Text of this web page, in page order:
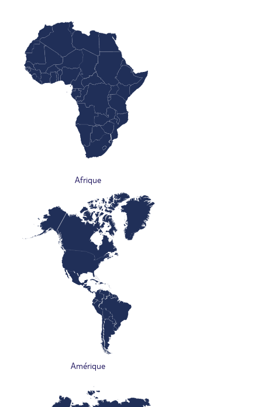
Afrique
Amérique